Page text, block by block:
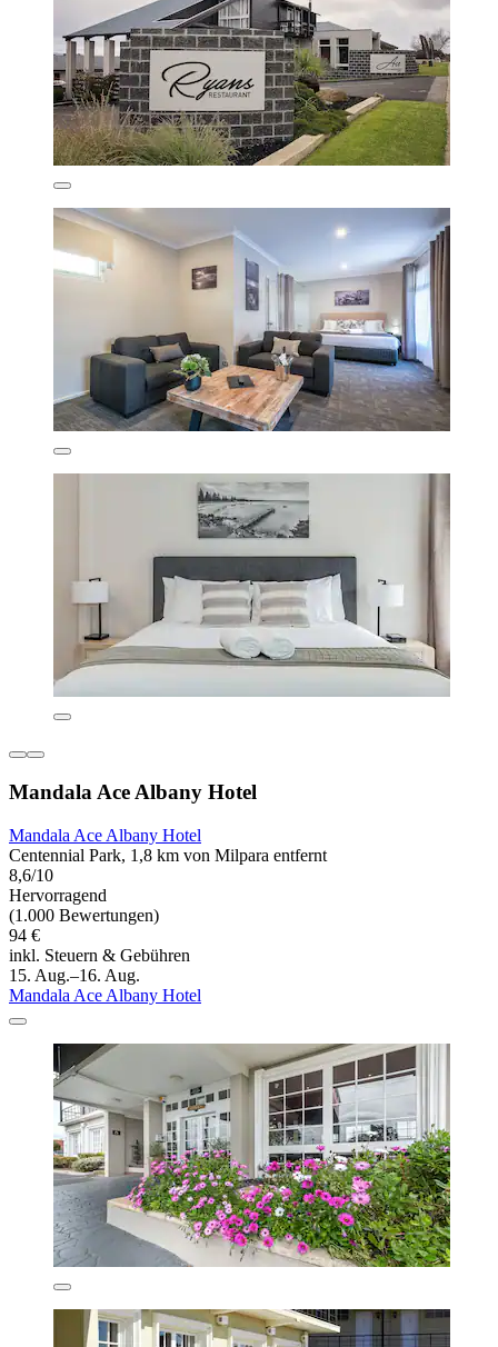
Mandala Ace Albany Hotel
Mandala Ace Albany Hotel
Centennial Park, 1,8 km von Milpara entfernt
8,6/10
Hervorragend
(1.000 Bewertungen)
94 €
inkl. Steuern & Gebühren
15. Aug.–16. Aug.
Mandala Ace Albany Hotel